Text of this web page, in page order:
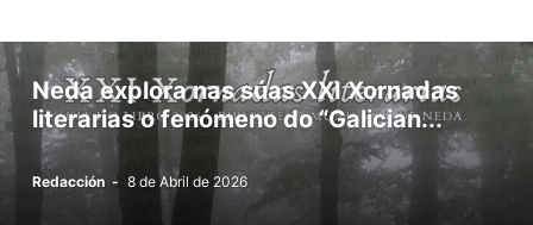
Neda explora nas súas XXI Xornadas
literarias o fenómeno do “Galician...
Redacción - 8 de Abril de 2026